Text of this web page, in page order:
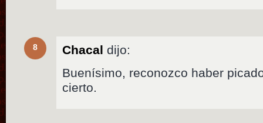
8 Chacal dijo:
Buenísimo, reconozco haber
cierto.